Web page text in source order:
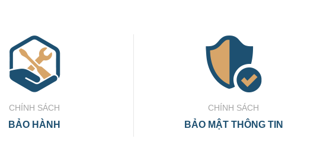
CHÍNH SÁCH
BẢO HÀNH
CHÍNH SÁCH
BẢO MẬT THÔNG TIN